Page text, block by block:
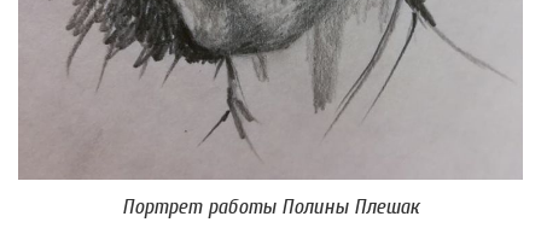
Портрет работы Полины Плешак